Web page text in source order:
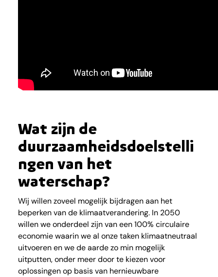
Wat zijn de
duurzaamheidsdoelstelli
ngen van het
waterschap?
Wij willen zoveel mogelijk bijdragen aan het
beperken van de klimaatverandering. In 2050
willen we onderdeel zijn van een 100% circulaire
economie waarin we al onze taken klimaatneutraal
uitvoeren en we de aarde zo min mogelijk
uitputten, onder meer door te kiezen voor
oplossingen op basis van hernieuwbare